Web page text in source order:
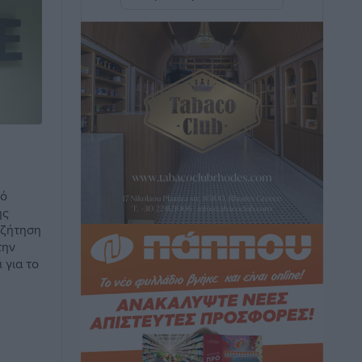
το
μπορεί να έρθει αποκλιμάκωση
Τοπικές Ειδήσεις πριν 46 λεπτά
Πάνω από 1.500 έλεγχοι με drones σε
300 παραλίες κατά της αυθαίρετης
κατάληψης του αιγιαλού – Τα στοιχεία
• πριν 47 λεπτά
Συνεδριάζει η Δημοτική Επιτροπή
Ρόδου την Δευτέρα 10 Αυγούστου
Τοπικές Ειδήσεις πριν 51 λεπτά
Ο Ακύλας στη Ρόδο 10 Αυγούστου στο
βοηθητικό στάδιο Διαγόρα
Πολιτιστικά• πριν 52 λεπτά